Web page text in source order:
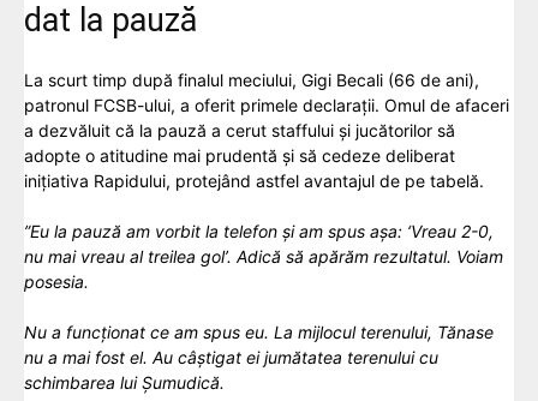
dat la pauză
La scurt timp după finalul meciului, Gigi Becali (66 de ani),
patronul FCSB-ului, a oferit primele declarații. Omul de afaceri
a dezvăluit că la pauză a cerut staffului și jucătorilor să
adopte o atitudine mai prudentă și să cedeze deliberat
inițiativa Rapidului, protejând astfel avantajul de pe tabelă.
”Eu la pauză am vorbit la telefon și am spus așa: ‘Vreau 2-0,
nu mai vreau al treilea gol’. Adică să apărăm rezultatul. Voiam
posesia.
Nu a funcționat ce am spus eu. La mijlocul terenului, Tănase
nu a mai fost el. Au câștigat ei jumătatea terenului cu
schimbarea lui Șumudică.